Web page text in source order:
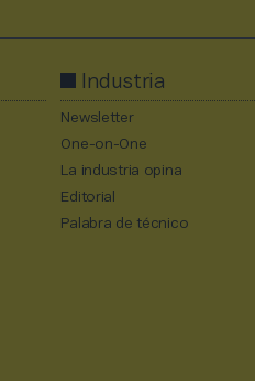
Industria
Newsletter
One-on-One
La industria opina
Editorial
Palabra de técnico